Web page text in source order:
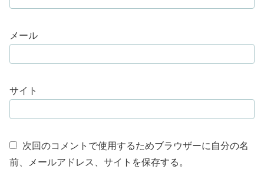
メール
サイト
次回のコメントで使用するためブラウザーに自分の名
前、メールアドレス、サイトを保存する。